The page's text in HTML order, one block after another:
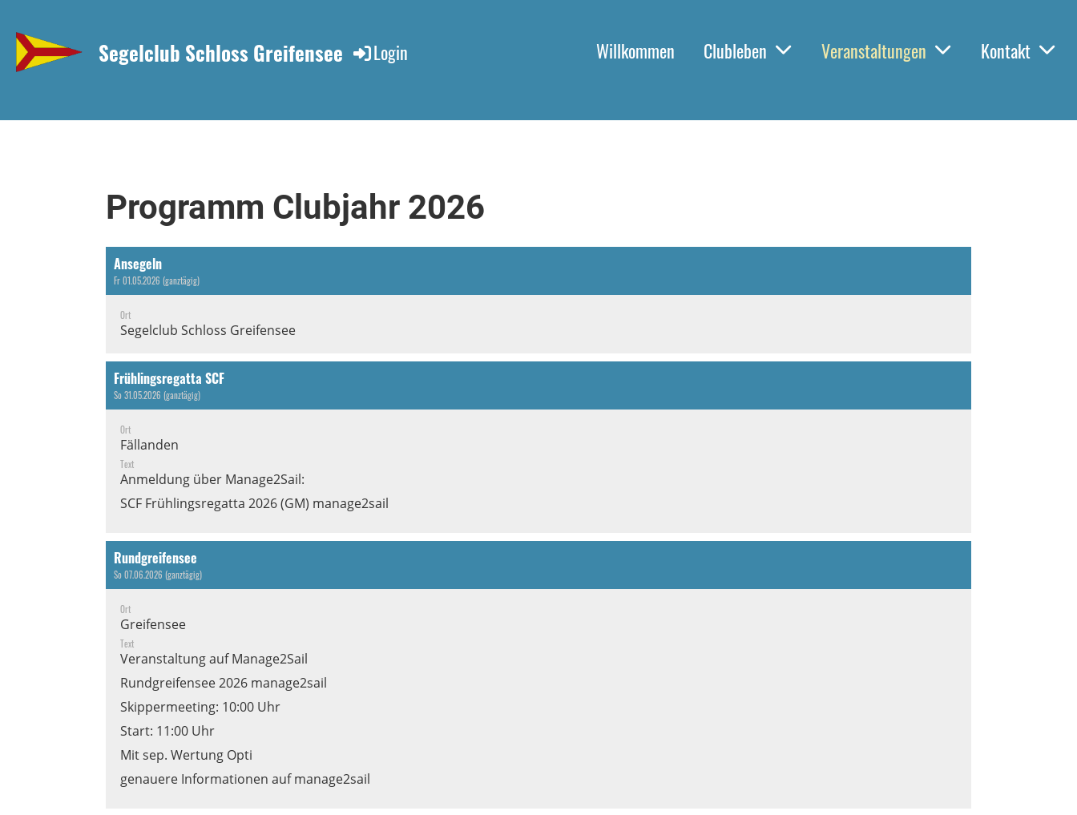
Willkommen Clubleben Veranstaltungen Kontakt
Login
Segelclub Schloss Greifensee
Programm Clubjahr 2026
Ansegeln
Fr 01.05.2026 (ganztägig)
Ort
Segelclub Schloss Greifensee
Frühlingsregatta SCF
So 31.05.2026 (ganztägig)
Ort
Fällanden
Text
Anmeldung über Manage2Sail:
SCF Frühlingsregatta 2026 (GM) manage2sail
Rundgreifensee
So 07.06.2026 (ganztägig)
Ort
Greifensee
Text
Veranstaltung auf Manage2Sail
Rundgreifensee 2026 manage2sail
Skippermeeting: 10:00 Uhr
Start: 11:00 Uhr
Mit sep. Wertung Opti
genauere Informationen auf manage2sail